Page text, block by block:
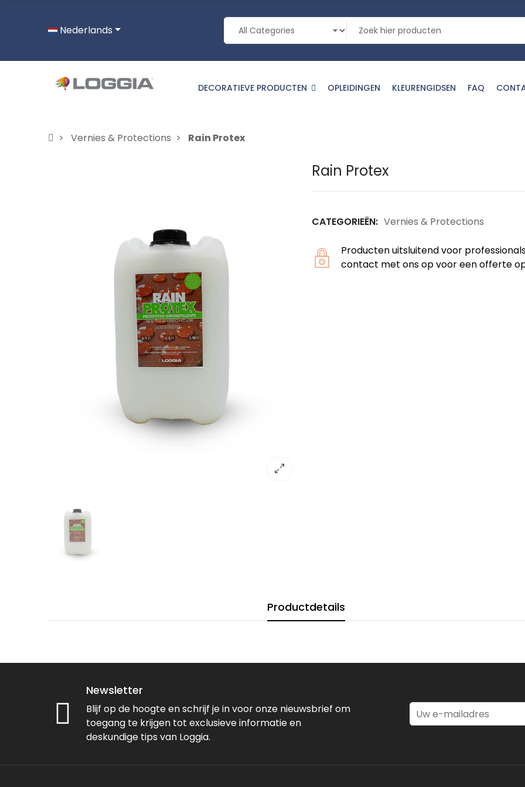
Nederlands
DECORATIEVE PRODUCTEN OPLEIDINGEN KLEURENGIDSEN FAQ
Vernies & Protections Rain Protex
Rain Protex
CATEGORIEËN: Vernies & Protections
Producten uitsluitend voor
contact met ons op voor een offerte
Productdetails
Newsletter
Blijf op de hoogte en schrijf je in voor onze nieuwsbrief om
toegang te krijgen tot exclusieve informatie en
deskundige tips van Loggia.